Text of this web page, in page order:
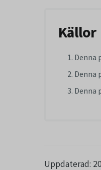
Källor
Denna
Denna
Denna
Uppdaterad: